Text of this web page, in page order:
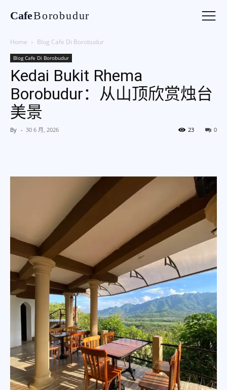
CafeBorobudur
Home Blog Cafe Di Borobudur
Blog Cafe Di Borobudur
Kedai Bukit Rhema
Borobudur：从山顶欣赏烛台
美景
By - 30 6 月, 2026 0
23